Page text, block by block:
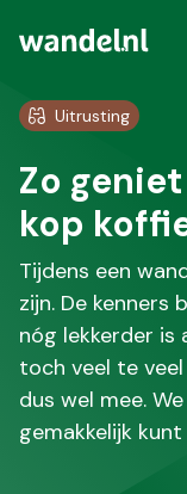
Uitrusting
Zo
kop
Tijdens een
zijn. De kenners
nóg lekkerder is
toch veel te
dus wel mee.
gemakkelijk